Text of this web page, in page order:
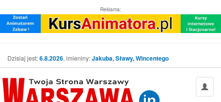
Reklama:
Dzisiaj jest:6.8.2026, imieniny:Jakuba, Sławy, Wincentego